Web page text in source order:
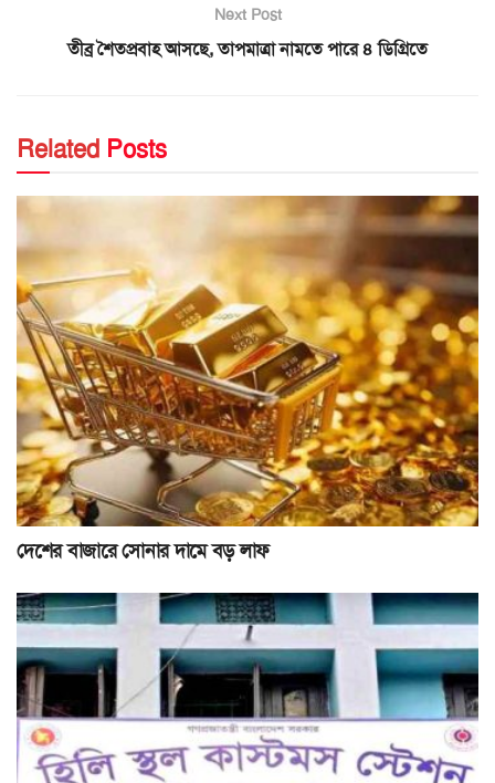
Next Post
তীব্র শৈতপ্রবাহ আসছে, তাপমাত্রা নামতে পারে ৪ ডিগ্রিতে
Related Posts
দেশের বাজারে সোনার দামে বড় লাফ